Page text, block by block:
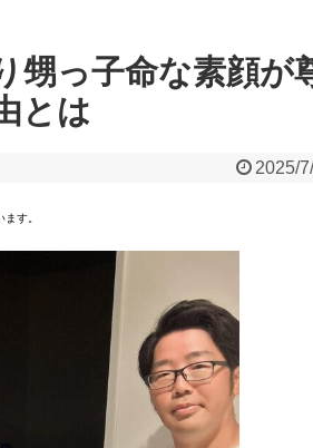
甥っ子命な素顔が
とは
2025/
す。